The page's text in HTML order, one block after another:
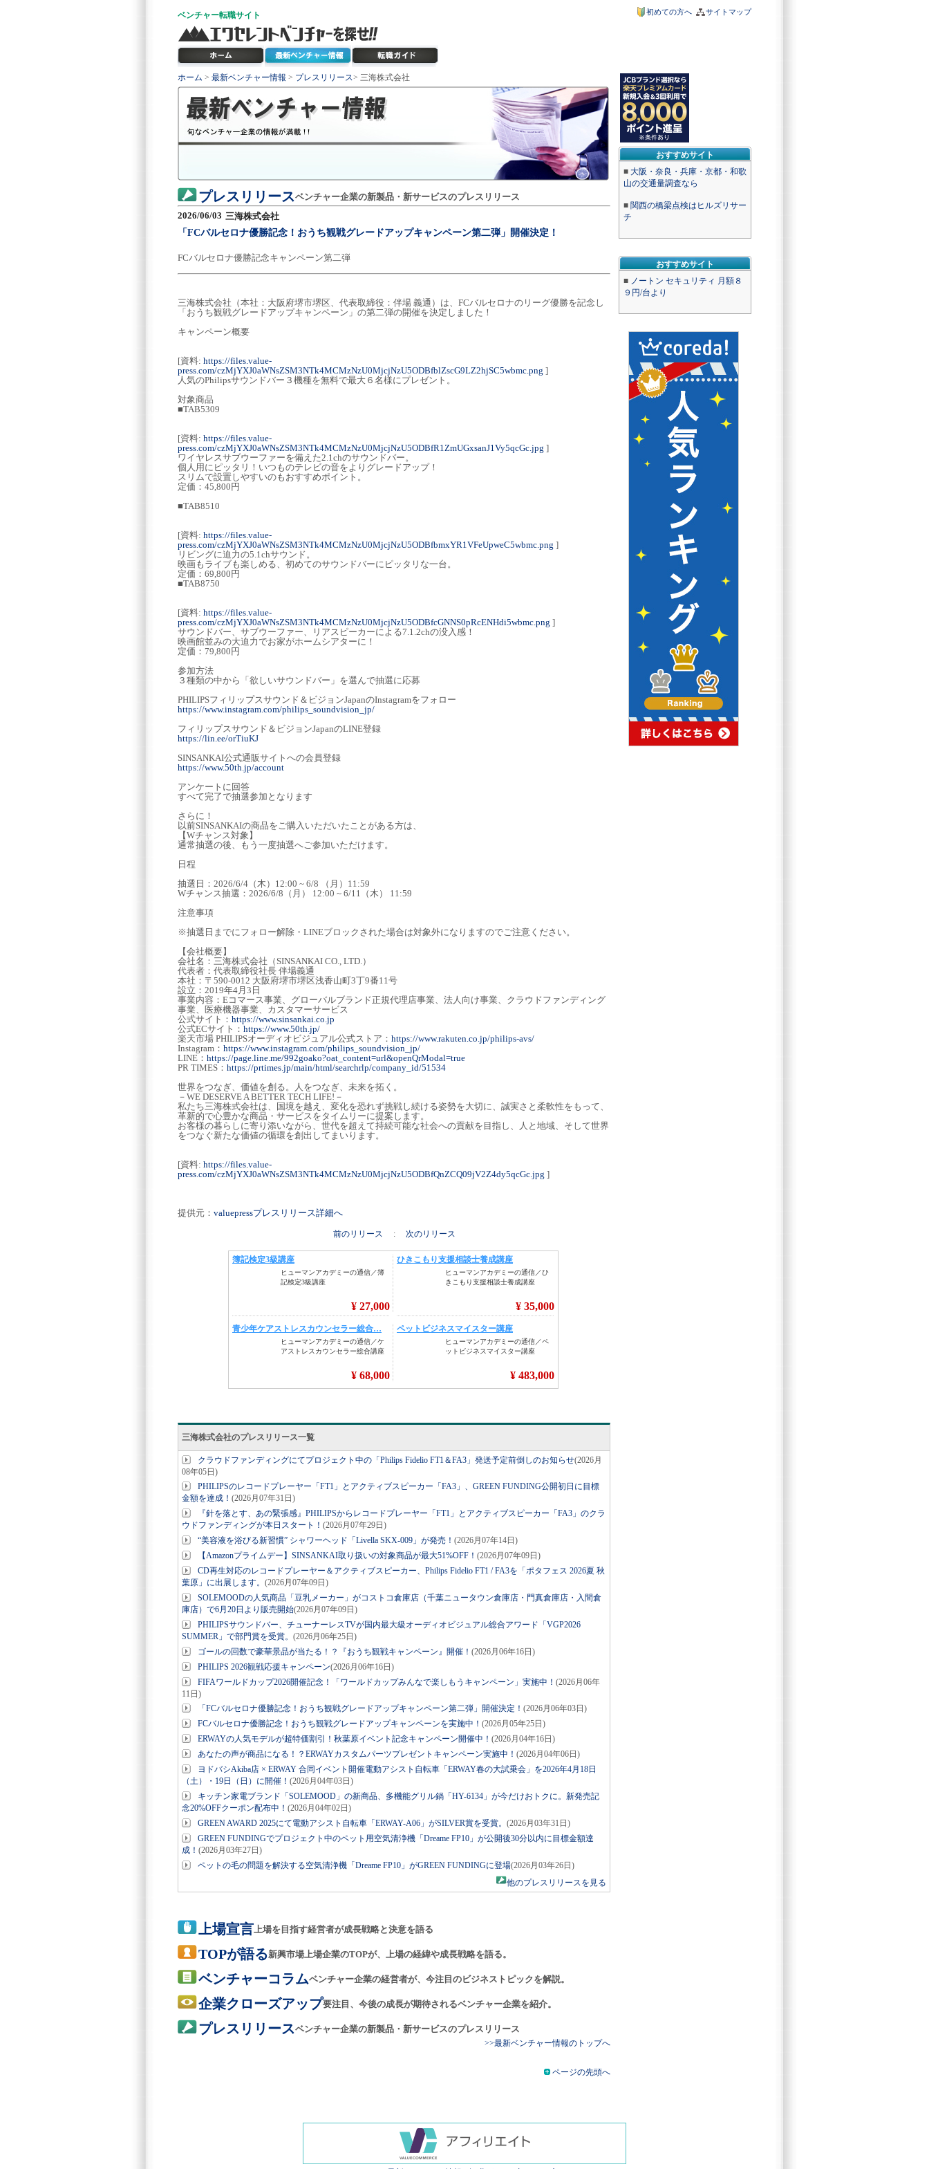
ベンチャー転職サイト サイトマップ
初めての方へ
おすすめサイト
■ 大阪・奈良・兵庫・京都・和歌
山の交通量調査なら
■ 関西の橋梁点検はヒルズリサー
チ
おすすめサイト
■ ノートン セキュリティ 月額８
９円/台より
ホーム > 最新ベンチャー情報 > プレスリリース> 三海株式会社
プレスリリースベンチャー企業の新製品・新サービスのプレスリリース
2026/06/03 三海株式会社
「FCバルセロナ優勝記念！おうち観戦グレードアップキャンペーン第二弾」開催決定！
FCバルセロナ優勝記念キャンペーン第二弾
三海株式会社（本社：大阪府堺市堺区、代表取締役：伴場 義通）は、FCバルセロナのリーグ優勝を記念し
「おうち観戦グレードアップキャンペーン」の第二弾の開催を決定しました！
キャンペーン概要
[資料: https://files.value-
press.com/czMjYXJ0aWNsZSM3NTk4MCMzNzU0MjcjNzU5ODBfblZscG9LZ2hjSC5wbmc.png ]
人気のPhilipsサウンドバー３機種を無料で最大６名様にプレゼント。
対象商品
■TAB5309
[資料: https://files.value-
press.com/czMjYXJ0aWNsZSM3NTk4MCMzNzU0MjcjNzU5ODBfR1ZmUGxsanJ1Vy5qcGc.jpg ]
ワイヤレスサブウーファーを備えた2.1chのサウンドバー。
個人用にピッタリ！いつものテレビの音をよりグレードアップ！
スリムで設置しやすいのもおすすめポイント。
定価：45,800円
■TAB8510
[資料: https://files.value-
press.com/czMjYXJ0aWNsZSM3NTk4MCMzNzU0MjcjNzU5ODBfbmxYR1VFeUpweC5wbmc.png ]
リビングに迫力の5.1chサウンド。
映画もライブも楽しめる、初めてのサウンドバーにピッタリな一台。
定価：69,800円
■TAB8750
[資料: https://files.value-
press.com/czMjYXJ0aWNsZSM3NTk4MCMzNzU0MjcjNzU5ODBfcGNNS0pRcENHdi5wbmc.png ]
サウンドバー、サブウーファー、リアスピーカーによる7.1.2chの没入感！
映画館並みの大迫力でお家がホームシアターに！
定価：79,800円
参加方法
３種類の中から「欲しいサウンドバー」を選んで抽選に応募
PHILIPSフィリップスサウンド＆ビジョンJapanのInstagramをフォロー
https://www.instagram.com/philips_soundvision_jp/
フィリップスサウンド＆ビジョンJapanのLINE登録
https://lin.ee/orTiuKJ
SINSANKAI公式通販サイトへの会員登録
https://www.50th.jp/account
アンケートに回答
すべて完了で抽選参加となります
さらに！
以前SINSANKAIの商品をご購入いただいたことがある方は、
【Wチャンス対象】
通常抽選の後、もう一度抽選へご参加いただけます。
日程
抽選日：2026/6/4（木）12:00 ~ 6/8 （月）11:59
Wチャンス抽選：2026/6/8（月） 12:00 ~ 6/11（木） 11:59
注意事項
※抽選日までにフォロー解除・LINEブロックされた場合は対象外になりますのでご注意ください。
【会社概要】
会社名：三海株式会社（SINSANKAI CO., LTD.）
代表者：代表取締役社長 伴場義通
本社：〒590-0012 大阪府堺市堺区浅香山町3丁9番11号
設立：2019年4月3日
事業内容：Eコマース事業、グローバルブランド正規代理店事業、法人向け事業、クラウドファンディング
事業、医療機器事業、カスタマーサービス
公式サイト： https://www.sinsankai.co.jp
公式ECサイト： https://www.50th.jp/
楽天市場 PHILIPSオーディオビジュアル公式ストア： https://www.rakuten.co.jp/philips-avs/
Instagram： https://www.instagram.com/philips_soundvision_jp/
LINE： https://page.line.me/992goako?oat_content=url&openQrModal=true
PR TIMES： https://prtimes.jp/main/html/searchrlp/company_id/51534
世界をつなぎ、価値を創る。人をつなぎ、未来を拓く。
－WE DESERVE A BETTER TECH LIFE!－
私たち三海株式会社は、国境を越え、変化を恐れず挑戦し続ける姿勢を大切に、誠実さと柔軟性をもって、
革新的で心豊かな商品・サービスをタイムリーに提案します。
お客様の暮らしに寄り添いながら、世代を超えて持続可能な社会への貢献を目指し、人と地域、そして世界
をつなぐ新たな価値の循環を創出してまいります。
[資料: https://files.value-
press.com/czMjYXJ0aWNsZSM3NTk4MCMzNzU0MjcjNzU5ODBfQnZCQ09jV2Z4dy5qcGc.jpg ]
提供元： valuepressプレスリリース詳細へ
前のリリース : 次のリリース
三海株式会社のプレスリリース一覧
クラウドファンディングにてプロジェクト中の「Philips Fidelio FT1＆FA3」発送予定前倒しのお知らせ(2026月
08年05日)
PHILIPSのレコードプレーヤー「FT1」とアクティブスピーカー「FA3」、GREEN FUNDING公開初日に目標
金額を達成！ (2026月07年31日)
『針を落とす、あの緊張感』PHILIPSからレコードプレーヤー「FT1」とアクティブスピーカー「FA3」のクラ
ウドファンディングが本日スタート！ (2026月07年29日)
“美容液を浴びる新習慣” シャワーヘッド「Livella SKX-009」が発売！ (2026月07年14日)
【Amazonプライムデー】SINSANKAI取り扱いの対象商品が最大51%OFF！ (2026月07年09日)
CD再生対応のレコードプレーヤー＆アクティブスピーカー、Philips Fidelio FT1 / FA3を「ポタフェス 2026夏 秋
葉原」に出展します。 (2026月07年09日)
SOLEMOODの人気商品「豆乳メーカー」がコストコ倉庫店（千葉ニュータウン倉庫店・門真倉庫店・入間倉
庫店）で6月20日より販売開始(2026月07年09日)
PHILIPSサウンドバー、チューナーレスTVが国内最大級オーディオビジュアル総合アワード「VGP2026
SUMMER」で部門賞を受賞。 (2026月06年25日)
ゴールの回数で豪華景品が当たる！？『おうち観戦キャンペーン』開催！ (2026月06年16日)
PHILIPS 2026観戦応援キャンペーン(2026月06年16日)
FIFAワールドカップ2026開催記念！「ワールドカップみんなで楽しもうキャンペーン」実施中！ (2026月06年
11日)
「FCバルセロナ優勝記念！おうち観戦グレードアップキャンペーン第二弾」開催決定！ (2026月06年03日)
FCバルセロナ優勝記念！おうち観戦グレードアップキャンペーンを実施中！ (2026月05年25日)
ERWAYの人気モデルが超特価割引！秋葉原イベント記念キャンペーン開催中！ (2026月04年16日)
あなたの声が商品になる！？ERWAYカスタムパーツプレゼントキャンペーン実施中！ (2026月04年06日)
ヨドバシAkiba店 × ERWAY 合同イベント開催電動アシスト自転車「ERWAY春の大試乗会」を2026年4月18日
（土）・19日（日）に開催！ (2026月04年03日)
キッチン家電ブランド「SOLEMOOD」の新商品、多機能グリル鍋「HY-6134」が今だけおトクに。新発売記
念20%OFFクーポン配布中！ (2026月04年02日)
GREEN AWARD 2025にて電動アシスト自転車「ERWAY-A06」がSILVER賞を受賞。 (2026月03年31日)
GREEN FUNDINGでプロジェクト中のペット用空気清浄機「Dreame FP10」が公開後30分以内に目標金額達
成！ (2026月03年27日)
ペットの毛の問題を解決する空気清浄機「Dreame FP10」がGREEN FUNDINGに登場(2026月03年26日)
他のプレスリリースを見る
上場宣言上場を目指す経営者が成長戦略と決意を語る
TOPが語る新興市場上場企業のTOPが、上場の経緯や成長戦略を語る。
ベンチャーコラムベンチャー企業の経営者が、今注目のビジネストピックを解説。
企業クローズアップ要注目、今後の成長が期待されるベンチャー企業を紹介。
プレスリリースベンチャー企業の新製品・新サービスのプレスリリース
>>最新ベンチャー情報のトップへ
ページの先頭へ